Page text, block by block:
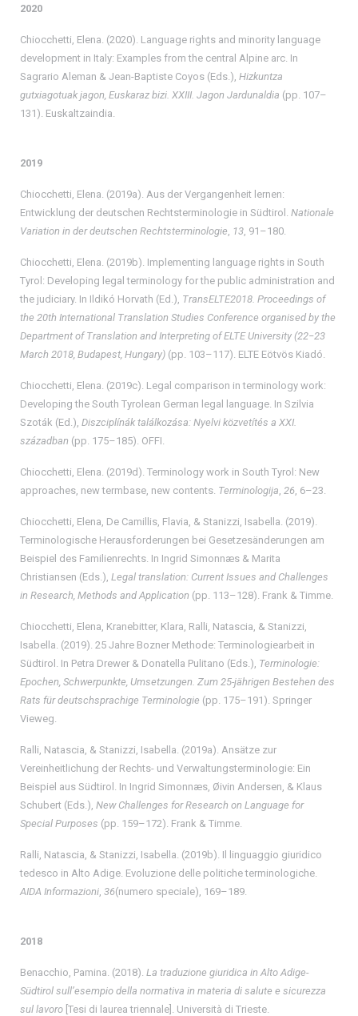
2020
Chiocchetti, Elena. (2020). Language rights and minority language
development in Italy: Examples from the central Alpine arc. In
Sagrario Aleman & Jean-Baptiste Coyos (Eds.), Hizkuntza
gutxiagotuak jagon, Euskaraz bizi. XXIII. Jagon Jardunaldia (pp. 107–
131). Euskaltzaindia.
2019
Chiocchetti, Elena. (2019a). Aus der Vergangenheit lernen:
Entwicklung der deutschen Rechtsterminologie in Südtirol. Nationale
Variation in der deutschen Rechtsterminologie, 13, 91–180.
Chiocchetti, Elena. (2019b). Implementing language rights in South
Tyrol: Developing legal terminology for the public administration and
the judiciary. In Ildikó Horvath (Ed.), TransELTE2018. Proceedings of
the 20th International Translation Studies Conference organised by the
Department of Translation and Interpreting of ELTE University (22−23
March 2018, Budapest, Hungary) (pp. 103–117). ELTE Eötvös Kiadó.
Chiocchetti, Elena. (2019c). Legal comparison in terminology work:
Developing the South Tyrolean German legal language. In Szilvia
Szoták (Ed.), Diszciplínák találkozása: Nyelvi közvetítés a XXI.
században (pp. 175–185). OFFI.
Chiocchetti, Elena. (2019d). Terminology work in South Tyrol: New
approaches, new termbase, new contents. Terminologija, 26, 6–23.
Chiocchetti, Elena, De Camillis, Flavia, & Stanizzi, Isabella. (2019).
Terminologische Herausforderungen bei Gesetzesänderungen am
Beispiel des Familienrechts. In Ingrid Simonnæs & Marita
Christiansen (Eds.), Legal translation: Current Issues and Challenges
in Research, Methods and Application (pp. 113–128). Frank & Timme.
Chiocchetti, Elena, Kranebitter, Klara, Ralli, Natascia, & Stanizzi,
Isabella. (2019). 25 Jahre Bozner Methode: Terminologiearbeit in
Südtirol. In Petra Drewer & Donatella Pulitano (Eds.), Terminologie:
Epochen, Schwerpunkte, Umsetzungen. Zum 25-jährigen Bestehen des
Rats für deutschsprachige Terminologie (pp. 175–191). Springer
Vieweg.
Ralli, Natascia, & Stanizzi, Isabella. (2019a). Ansätze zur
Vereinheitlichung der Rechts- und Verwaltungsterminologie: Ein
Beispiel aus Südtirol. In Ingrid Simonnæs, Øivin Andersen, & Klaus
Schubert (Eds.), New Challenges for Research on Language for
Special Purposes (pp. 159–172). Frank & Timme.
Ralli, Natascia, & Stanizzi, Isabella. (2019b). Il linguaggio giuridico
tedesco in Alto Adige. Evoluzione delle politiche terminologiche.
AIDA Informazioni, 36(numero speciale), 169–189.
2018
Benacchio, Pamina. (2018). La traduzione giuridica in Alto Adige-
Südtirol sull’esempio della normativa in materia di salute e sicurezza
sul lavoro [Tesi di laurea triennale]. Università di Trieste.